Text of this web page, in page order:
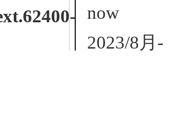
now
2023/8月-